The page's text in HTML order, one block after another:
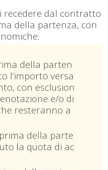
recedere dal contratto
della partenza, con
della parten
l’importo versa
con esclusion
e/o di
resteranno a
della parte
la quota di ac